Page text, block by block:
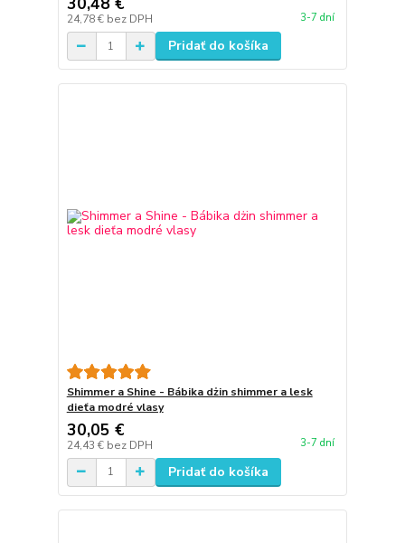
24,78 € bez DPH 3-7 dní
Pridať do košíka
Shimmer a Shine - Bábika dżin shimmer a lesk
dieťa modré vlasy
30,05 €
24,43 € bez DPH 3-7 dní
Pridať do košíka